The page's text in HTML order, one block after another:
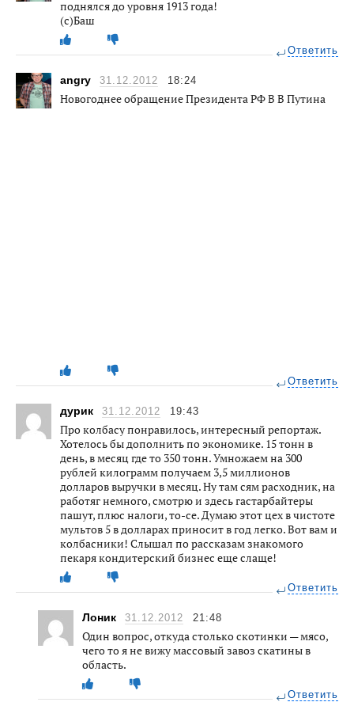
поднялся до уровня 1913 года!
(с)Баш
Ответить
angry 31.12.2012 18:24
Новогоднее обращение Президента РФ В В Путина
Ответить
дурик 31.12.2012 19:43
Про колбасу понравилось, интересный репортаж.
Хотелось бы дополнить по экономике. 15 тонн в
день, в месяц где то 350 тонн. Умножаем на 300
рублей килограмм получаем 3,5 миллионов
долларов выручки в месяц. Ну там сям расходник, на
работяг немного, смотрю и здесь гастарбайтеры
пашут, плюс налоги, то-се. Думаю этот цех в чистоте
мультов 5 в долларах приносит в год легко. Вот вам и
колбасники! Слышал по рассказам знакомого
пекаря кондитерский бизнес еще слаще!
Ответить
Лоник 31.12.2012 21:48
Один вопрос, откуда столько скотинки — мясо,
чего то я не вижу массовый завоз скатины в
область.
Ответить